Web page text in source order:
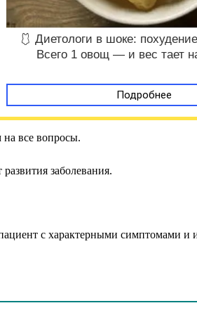
🩱 Диетологи в шоке:
Всего 1 овощ — и вес тает
Подробнее
все вопросы.
заболевания.
с характерными симптомами и